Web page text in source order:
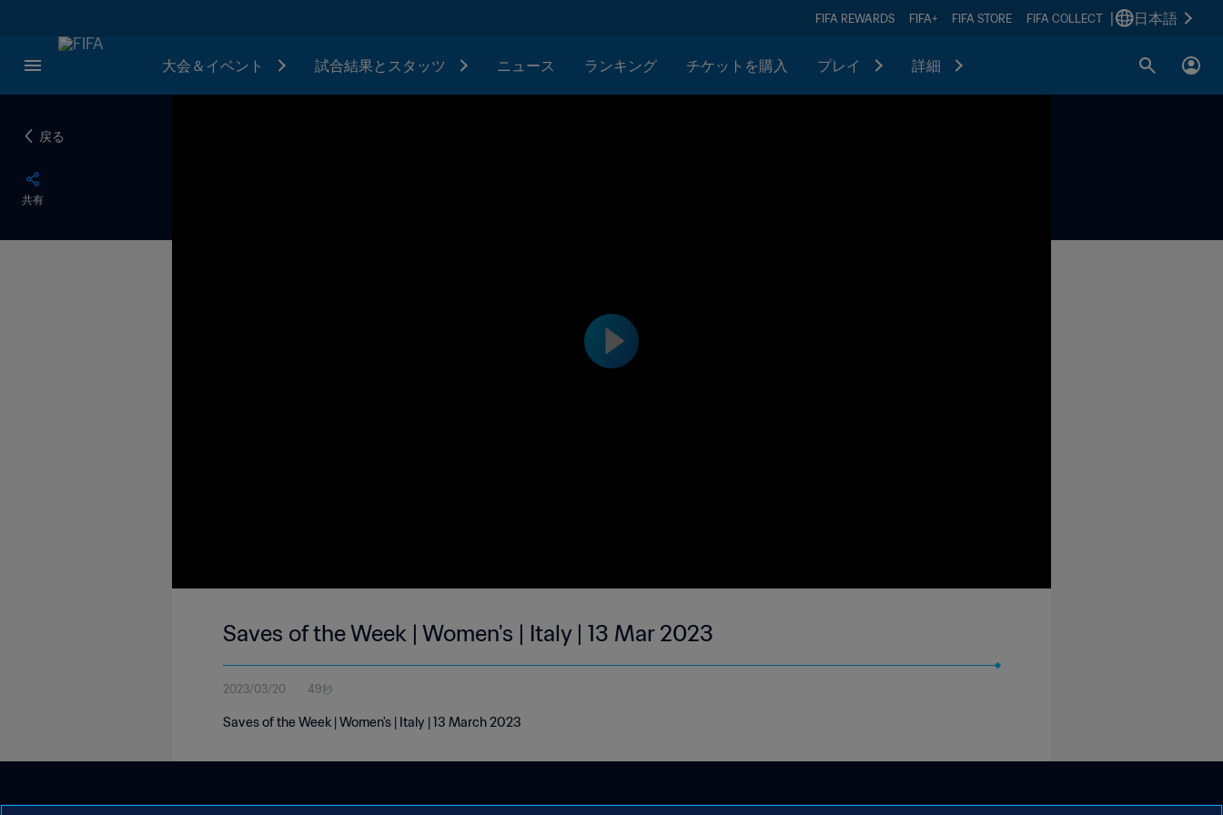
FIFA REWARDS FIFA+ FIFA STORE FIFA COLLECT 日本語
大会＆イベント 試合結果とスタッツ ニュース ランキング チケットを購入 プレイ 詳細
戻る
共有
Saves of the Week | Women's | Italy | 13 Mar 2023
2023/03/20 49秒
Saves of the Week | Women's | Italy | 13 March 2023